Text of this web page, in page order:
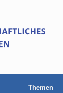
Themen